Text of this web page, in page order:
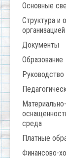
Основные
Структура и
организацией
Документы
Образование
Руководство
среда
Платные
Финансово-